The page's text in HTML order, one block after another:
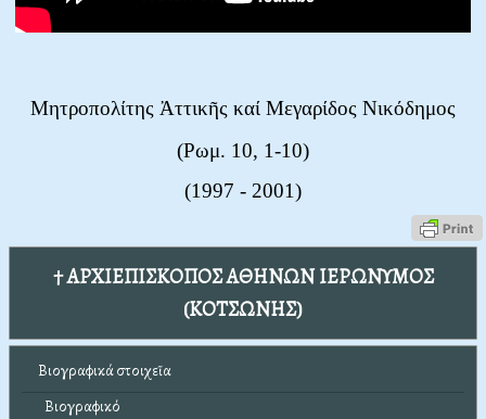
Μητροπολίτης Ἀττικῆς καί Μεγαρίδος Νικόδημος
(Ρωμ. 10, 1-10)
(1997 - 2001)
† ΑΡΧΙΕΠΙΣΚΟΠΟΣ ΑΘΗΝΩΝ ΙΕΡΩΝΥΜΟΣ
(ΚΟΤΣΩΝΗΣ)
Βιογραφικά στοιχεῖα
Βιογραφικό